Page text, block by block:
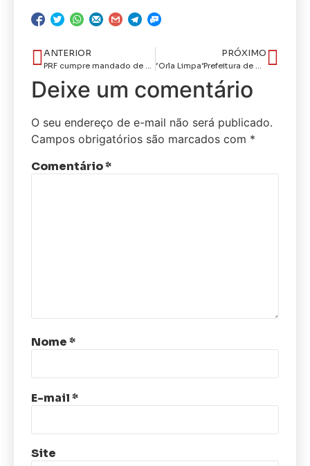
ANTERIOR PRÓXIMO
Deixe um comentário
O seu endereço de e-mail não será publicado.
Campos obrigatórios são marcados com *
Comentário*
Nome*
E-mail*
Site